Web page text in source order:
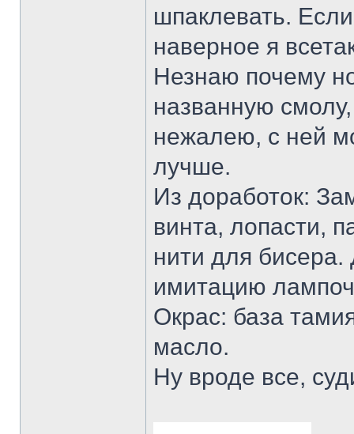
шпаклевать.
наверное я
Незнаю почему
названную
нежалею, с ней
лучше.
Из доработок:
винта, лопасти,
нити для
имитацию
Окрас: база
масло.
Ну вроде все,